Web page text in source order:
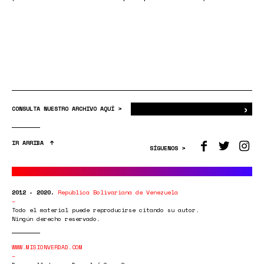
CONSULTA NUESTRO ARCHIVO AQUÍ > ›
IR ARRIBA
SÍGUENOS >
2012 - 2020. República Bolivariana de Venezuela
Todo el material puede reproducirse citando su autor.
Ningún derecho reservado.
WWW.MISIONVERDAD.COM